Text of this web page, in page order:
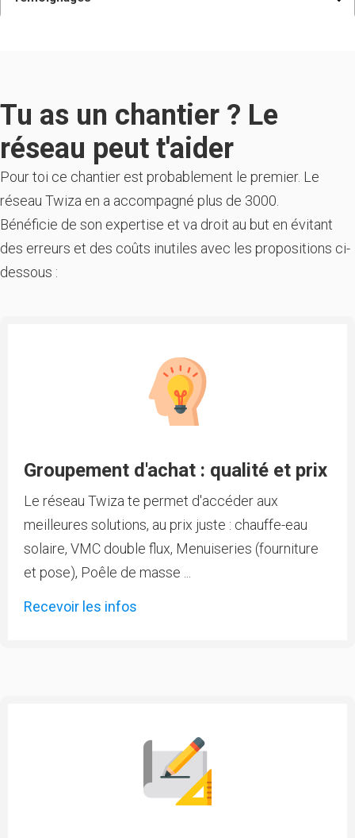
Tu as un chantier ? Le
réseau peut t'aider
Pour toi ce chantier est probablement le premier. Le
réseau Twiza en a accompagné plus de 3000.
Bénéficie de son expertise et va droit au but en évitant
des erreurs et des coûts inutiles avec les propositions ci-
dessous :
Groupement d'achat : qualité et prix
Le réseau Twiza te permet d'accéder aux
meilleures solutions, au prix juste : chauffe-eau
solaire, VMC double flux, Menuiseries (fourniture
et pose), Poêle de masse ...
Recevoir les infos